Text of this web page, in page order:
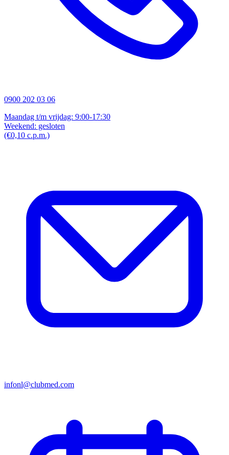
0900 202 03 06
Maandag t/m vrijdag: 9:00-17:30
Weekend: gesloten
(€0,10 c.p.m.)
infonl@clubmed.com